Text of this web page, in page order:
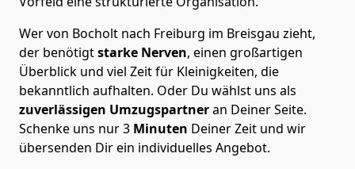
Wer von Bocholt nach Freiburg im Breisgau zieht,
der benötigtstarke Nerven, einen großartigen
Überblick und viel Zeit für Kleinigkeiten, die
bekanntlich aufhalten. Oder Du wählst uns als
zuverlässigen Umzugspartneran Deiner Seite.
Schenke uns nur3 Minuten Deiner Zeit und wir
übersenden Dir ein individuelles Angebot.